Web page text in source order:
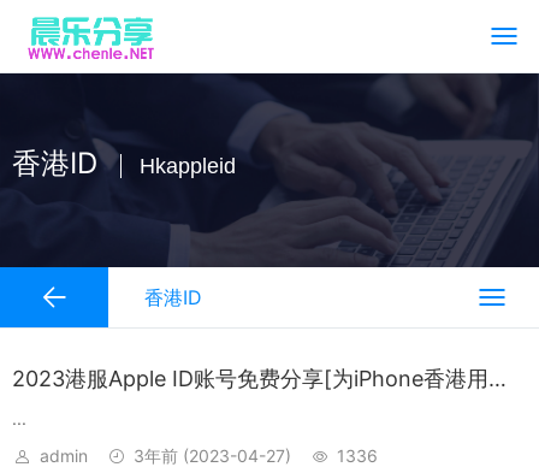
香港ID Hkappleid
香港ID
2023港服Apple ID账号免费分享[为iPhone香港用户护航]
...
admin
3年前 (2023-04-27) 1336